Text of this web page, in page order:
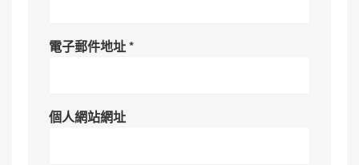
電子郵件地址*
個人網站網址